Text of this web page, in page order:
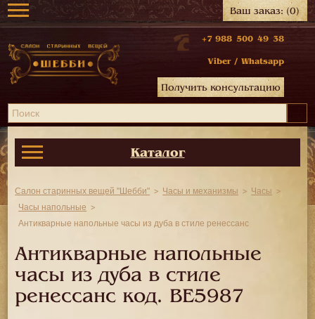
Ваш заказ:(0)
+7 988 500 49 38
Viber / Whatsapp
Получить консультацию
Каталог
Салон старинных вещей "Шебби" Часы и механизмы
Часы
Часы напольные
Антикварные напольные часы из дуба в стиле ренессанс
Антикварные напольные
часы из дуба в стиле
ренессанс код. BE5987